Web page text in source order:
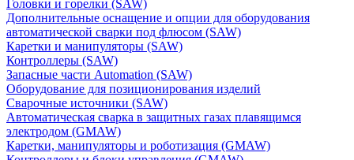
Головки и горелки (SAW)
Дополнительные оснащение и опции для оборудования
автоматической сварки под флюсом (SAW)
Каретки и манипуляторы (SAW)
Контроллеры (SAW)
Запасные части Automation (SAW)
Оборудование для позиционирования изделий
Сварочные источники (SAW)
Автоматическая сварка в защитных газах плавящимся
электродом (GMAW)
Каретки, манипуляторы и роботизация (GMAW)